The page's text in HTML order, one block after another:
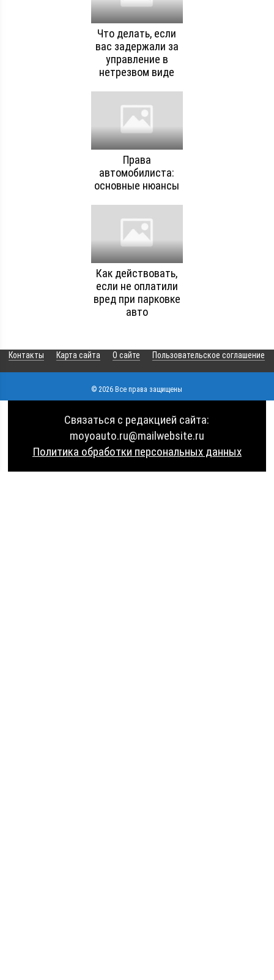
Что делать, если
вас задержали за
управление в
нетрезвом виде
Права
автомобилиста:
основные нюансы
Как действовать,
если не оплатили
вред при парковке
авто
Контакты Карта сайта О сайте Пользовательское соглашение
© 2026 Все права защищены
Связаться с редакцией сайта:
moyoauto.ru@mailwebsite.ru
Политика обработки персональных данных